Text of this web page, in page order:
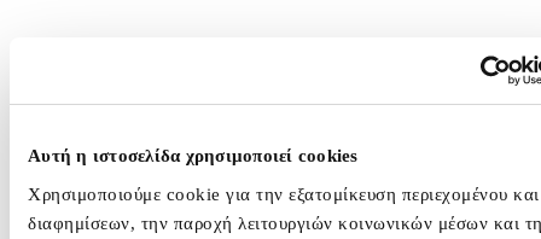
Αυτή η ιστοσελίδα χρησιμοποιεί cookies
Χρησιμοποιούμε cookie για την εξατομίκευση περιεχομένου και
διαφημίσεων, την παροχή λειτουργιών κοινωνικών μέσων και
WHAT WE DO
Press Office / Media
Events